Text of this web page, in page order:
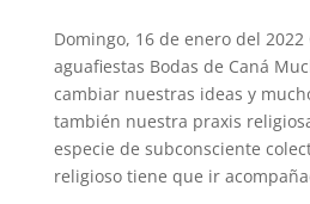
Domingo, 16 de enero del
aguafiestas Bodas de Caná
cambiar nuestras ideas y
también nuestra praxis
especie de subconsciente
religioso tiene que ir